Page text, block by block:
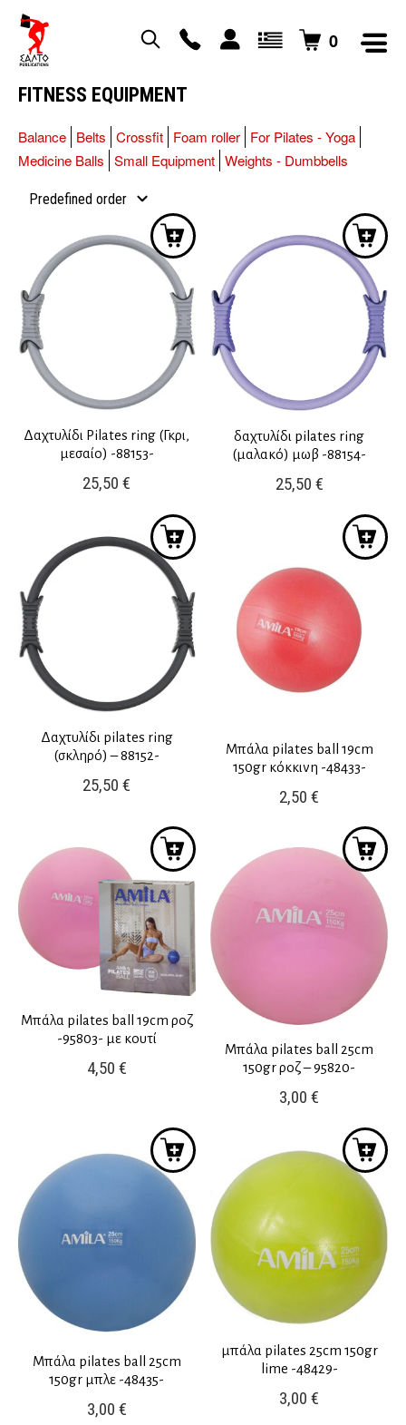
0
FITNESS EQUIPMENT
Balance Belts Crossfit Foam roller For Pilates - Yoga
Medicine Balls Small Equipment Weights - Dumbbells
Δαχτυλίδι Pilates ring (Γκρι,
μεσαίο) -88153-
25,50€
δαχτυλίδι pilates ring
(μαλακό) μωβ -88154-
25,50 €
Δαχτυλίδι pilates ring
(σκληρό) – 88152-
25,50€
Μπάλα pilates ball 19cm
150gr κόκκινη -48433-
2,50€
Μπάλα pilates ball 19cm ροζ
-95803- με κουτί
4,50 €
Μπάλα pilates ball 25cm
150gr ροζ – 95820-
3,00€
Μπάλα pilates ball 25cm
150gr μπλε -48435-
3,00 €
μπάλα pilates 25cm 150gr
lime -48429-
3,00€